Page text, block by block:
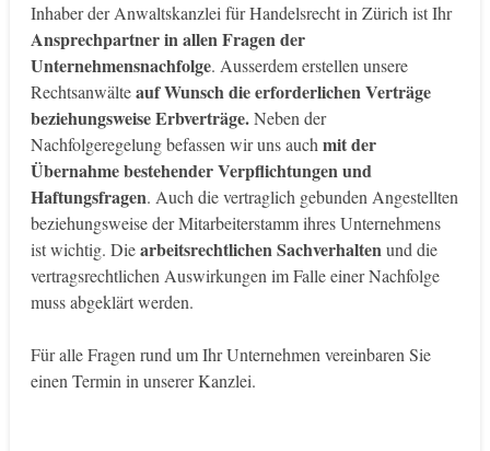
Inhaber der Anwaltskanzlei für Handelsrecht in Zürich ist Ihr
Ansprechpartner in allen Fragen der
Unternehmensnachfolge. Ausserdem erstellen unsere
Rechtsanwälteauf Wunsch die erforderlichen Verträge
beziehungsweise Erbverträge.Neben der
Nachfolgeregelung befassen wir uns auch mit der
Übernahme bestehender Verpflichtungen und
Haftungsfragen. Auch die vertraglich gebunden Angestellten
beziehungsweise der Mitarbeiterstamm ihres Unternehmens
ist wichtig. Diearbeitsrechtlichen Sachverhaltenund die
vertragsrechtlichen Auswirkungen im Falle einer Nachfolge
muss abgeklärt werden.
Für alle Fragen rund um Ihr Unternehmen vereinbaren Sie
einen Termin in unserer Kanzlei.